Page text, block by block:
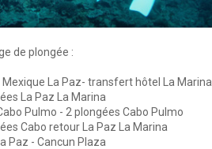
de plongée :
La Paz- transfert hôtel La Marina
La Paz La Marina
Pulmo - 2 plongées Cabo Pulmo
Cabo retour La Paz La Marina
Paz - Cancun Plaza